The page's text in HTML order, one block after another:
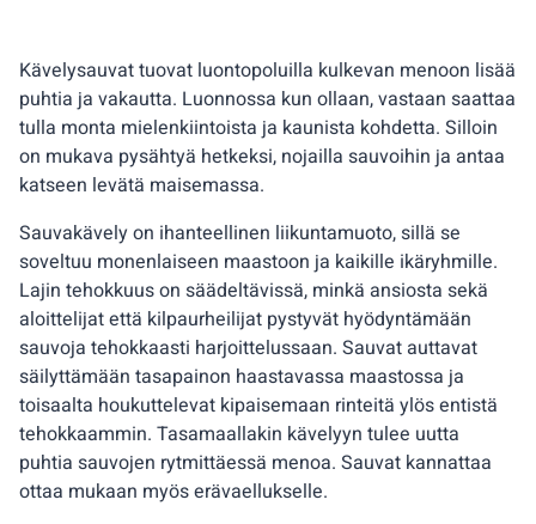
Kävelysauvat tuovat luontopoluilla kulkevan menoon lisää
puhtia ja vakautta. Luonnossa kun ollaan, vastaan saattaa
tulla monta mielenkiintoista ja kaunista kohdetta. Silloin
on mukava pysähtyä hetkeksi, nojailla sauvoihin ja antaa
katseen levätä maisemassa.
Sauvakävely on ihanteellinen liikuntamuoto, sillä se
soveltuu monenlaiseen maastoon ja kaikille ikäryhmille.
Lajin tehokkuus on säädeltävissä, minkä ansiosta sekä
aloittelijat että kilpaurheilijat pystyvät hyödyntämään
sauvoja tehokkaasti harjoittelussaan. Sauvat auttavat
säilyttämään tasapainon haastavassa maastossa ja
toisaalta houkuttelevat kipaisemaan rinteitä ylös entistä
tehokkaammin. Tasamaallakin kävelyyn tulee uutta
puhtia sauvojen rytmittäessä menoa. Sauvat kannattaa
ottaa mukaan myös erävaellukselle.